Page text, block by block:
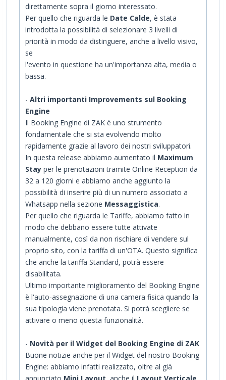
direttamente sopra il giorno interessato.
Per quello che riguarda le Date Calde, è stata
introdotta la possibilità di selezionare 3 livelli di
priorità in modo da distinguere, anche a livello visivo,
se
l'evento in questione ha un'importanza alta, media o
bassa.
- Altri importanti Improvements sul Booking
Engine
Il Booking Engine di ZAK è uno strumento
fondamentale che si sta evolvendo molto
rapidamente grazie al lavoro dei nostri sviluppatori.
In questa release abbiamo aumentato il Maximum
Stay per le prenotazioni tramite Online Reception da
32 a 120 giorni e abbiamo anche aggiunto la
possibilità di inserire più di un numero associato a
Whatsapp nella sezione Messaggistica.
Per quello che riguarda le Tariffe, abbiamo fatto in
modo che debbano essere tutte attivate
manualmente, così da non rischiare di vendere sul
proprio sito, con la tariffa di un'OTA. Questo significa
che anche la tariffa Standard, potrà essere
disabilitata.
Ultimo importante miglioramento del Booking Engine
è l'auto-assegnazione di una camera fisica quando la
sua tipologia viene prenotata. Si potrà scegliere se
attivare o meno questa funzionalità.
- Novità per il Widget del Booking Engine di ZAK
Buone notizie anche per il Widget del nostro Booking
Engine: abbiamo infatti realizzato, oltre al già